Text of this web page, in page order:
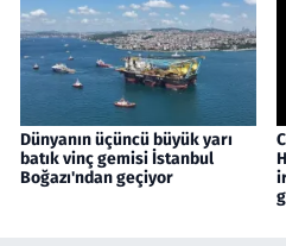
Dünyanın üçüncü büyük yarı
batık vinç gemisi İstanbul
Boğazı'ndan geçiyor